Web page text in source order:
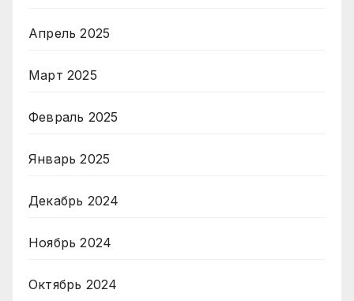
Апрель 2025
Март 2025
Февраль 2025
Январь 2025
Декабрь 2024
Ноябрь 2024
Октябрь 2024